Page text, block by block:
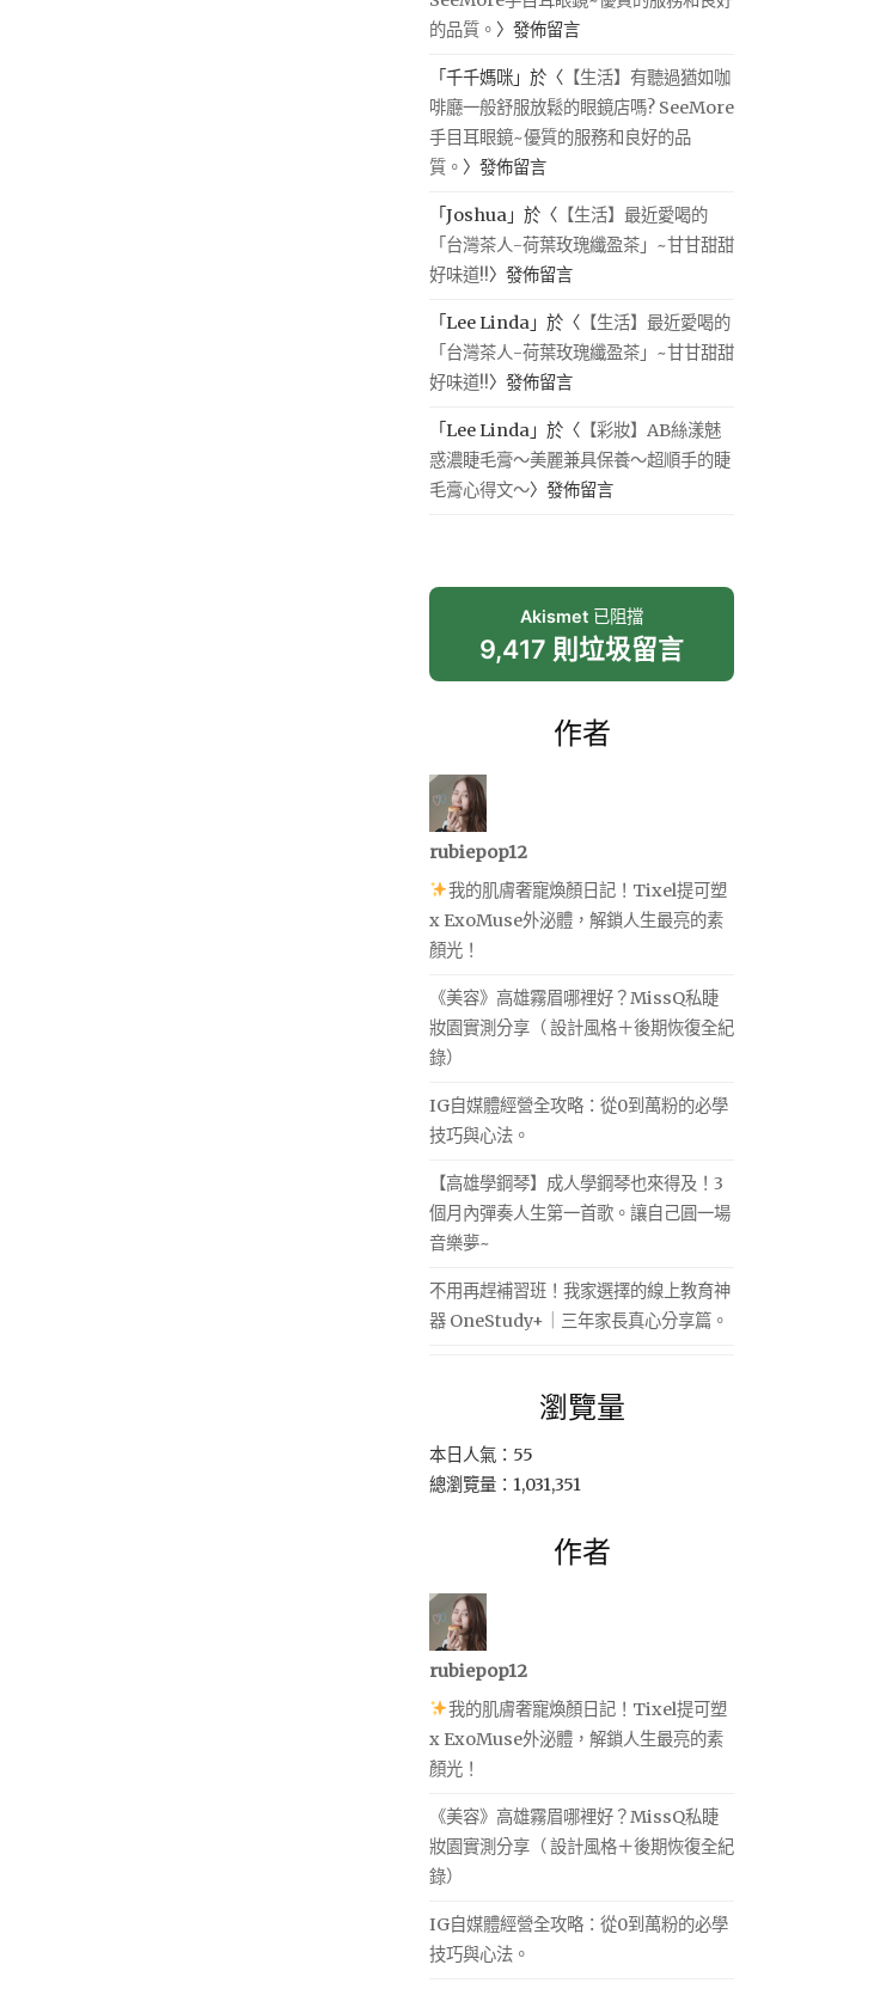
的品質。 〉發佈留言
「千千媽咪 」於〈 【生活】有聽過猶如咖
啡廳一般舒服放鬆的眼鏡店嗎? SeeMore
手目耳眼鏡~優質的服務和良好的品
質。 〉發佈留言
「Joshua 」於〈 【生活】最近愛喝的
「台灣茶人-荷葉玫瑰纖盈茶」~甘甘甜甜
好味道!!〉發佈留言
「Lee Linda 」於〈 【生活】最近愛喝的
「台灣茶人-荷葉玫瑰纖盈茶」~甘甘甜甜
好味道!!〉發佈留言
「Lee Linda 」於〈 【彩妝】AB絲漾魅
惑濃睫毛膏～美麗兼具保養～超順手的睫
毛膏心得文～〉發佈留言
Akismet 已阻擋
9,417 則垃圾留言
作者
rubiepop12
我的肌膚奢寵煥顏日記！Tixel提可塑
x ExoMuse外泌體，解鎖人生最亮的素
顏光！
《美容》高雄霧眉哪裡好？MissQ私睫
妝園實測分享（ 設計風格＋後期恢復全紀
錄）
IG自媒體經營全攻略：從0到萬粉的必學
技巧與心法。
【高雄學鋼琴】成人學鋼琴也來得及！3
個月內彈奏人生第一首歌。讓自己圓一場
音樂夢~
不用再趕補習班！我家選擇的線上教育神
器 OneStudy+｜三年家長真心分享篇。
瀏覽量
本日人氣：55
總瀏覽量：1,031,351
作者
rubiepop12
我的肌膚奢寵煥顏日記！Tixel提可塑
x ExoMuse外泌體，解鎖人生最亮的素
顏光！
《美容》高雄霧眉哪裡好？MissQ私睫
妝園實測分享（ 設計風格＋後期恢復全紀
錄）
IG自媒體經營全攻略：從0到萬粉的必學
技巧與心法。